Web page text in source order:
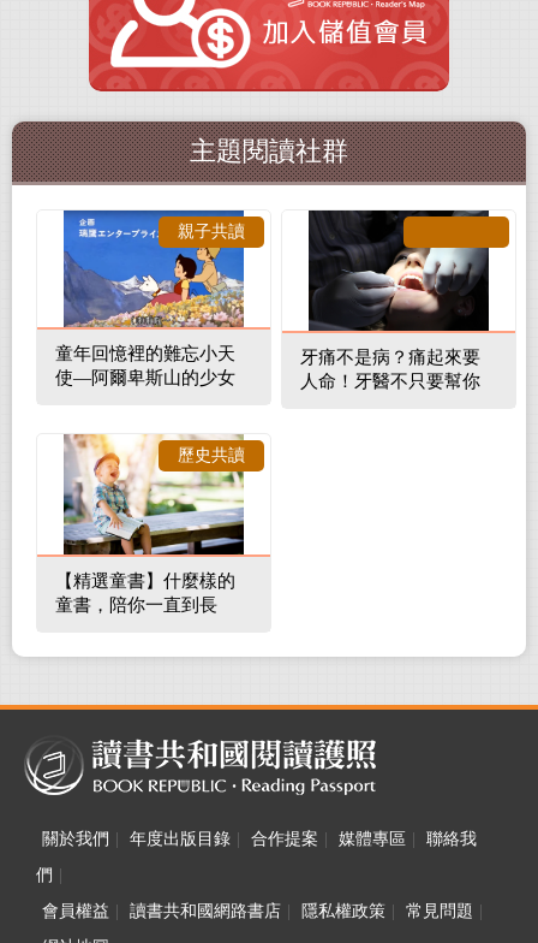
主題閱讀社群
童年回憶裡的難忘小天
使—阿爾卑斯山的少女
親子共讀
牙痛不是病？痛起來要
人命！牙醫不只要幫你
【精選童書】什麼樣的
童書，陪你一直到長
歷史共讀
關於我們 年度出版目錄 合作提案 媒體專區
聯絡我
們
會員權益
讀書共和國網路書店 隱私權政策 常見問題